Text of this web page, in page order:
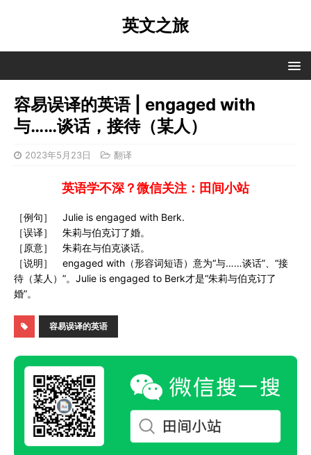
英文之旅
容易误译的英语 | engaged with
与……谈话，接待（某人）
2023年5月23日 翻译
英语学不深？微信关注：田间小站
［例句］ Julie is engaged with Berk.
［误译］ 朱莉与伯克订了婚。
［原意］ 朱莉在与伯克谈话。
［说明］ engaged with（形容词短语）意为“与……谈话”、“接
待（某人）”。Julie is engaged to Berk才是“朱莉与伯克订了
婚”。
容易误译的英语